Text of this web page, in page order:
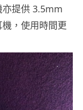
亦提供 3.5mm
，使用時間更